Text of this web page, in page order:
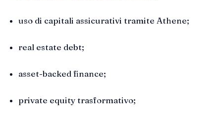
uso di capitali assicurativi tramite Athene;
real estate debt;
asset-backed finance;
private equity trasformativo;